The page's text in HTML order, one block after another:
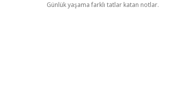
Günlük yaşama farklı tatlar katan notlar.